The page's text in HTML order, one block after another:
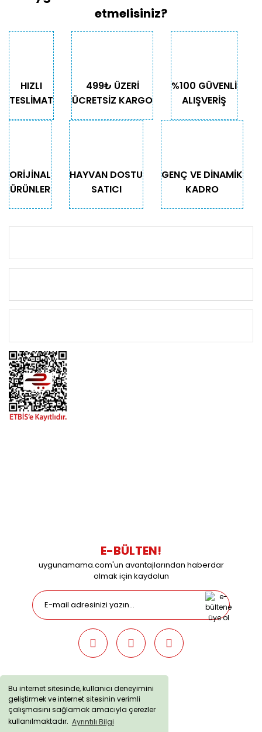
Bu internet sitesinde, kullanıcı deneyimini
geliştirmek ve internet sitesinin verimli
çalışmasını sağlamak amacıyla çerezler
kullanılmaktadır. Ayrıntılı Bilgi
etmelisiniz?
HIZLI
TESLİMAT
499₺ ÜZERİ
ÜCRETSİZ KARGO
%100 GÜVENLİ
ALIŞVERİŞ
ORİJİNAL
ÜRÜNLER
HAYVAN DOSTU
SATICI
GENÇ VE DİNAMİK
KADRO
E-BÜLTEN!
uygunamama.com'un avantajlarından haberdar
olmak için kaydolun
uygunamama.com © 2019 - Tüm Hakları Saklıdır. Kredi kartı
bilgileriniz 256bit SSL sertifikası ile korunmaktadır.